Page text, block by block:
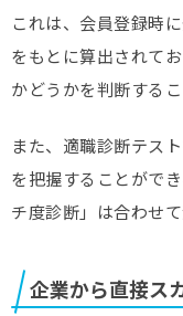
これは、会員登録時
をもとに算出されて
かどうかを判断するこ
また、適職診断テス
を把握することがで
チ度診断」は合わせ
企業から直接ス